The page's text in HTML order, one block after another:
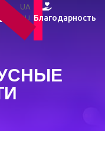
UA
RU Благодарность